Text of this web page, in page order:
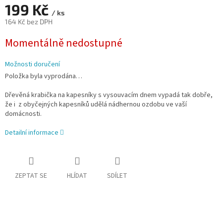
199 Kč / ks
164 Kč bez DPH
cena:
Momentálně nedostupné
Možnosti doručení
Položka byla vyprodána…
Dřevěná krabička na kapesníky s vysouvacím dnem vypadá tak dobře,
že i z obyčejných kapesníků udělá nádhernou ozdobu ve vaší
domácnosti.
Detailní informace
ZEPTAT SE HLÍDAT SDÍLET